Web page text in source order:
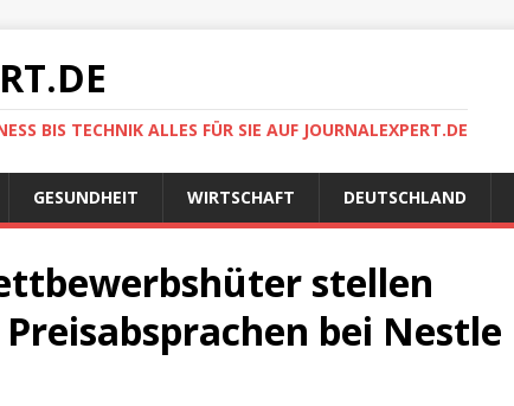
BIS TECHNIK ALLES FÜR SIE AUF JOURNALEXPERT.DE
GESUNDHEIT WIRTSCHAFT DEUTSCHLAND
stellen
bei Nestle